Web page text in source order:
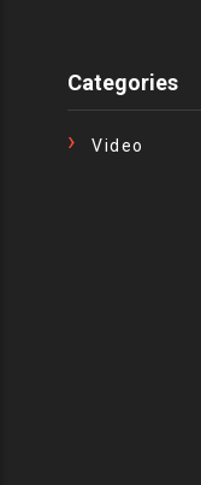
Categories
Video